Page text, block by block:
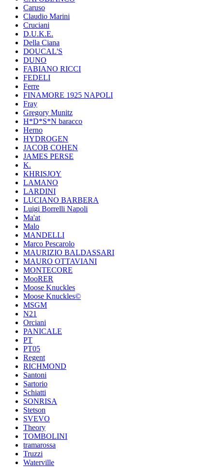
Caruso
Claudio Marini
Cruciani
D.U.K.E.
Della Ciana
DOUCAL'S
DUNO
FABIANO RICCI
FEDELI
Ferre
FINAMORE 1925 NAPOLI
Fray
Gregory Munitz
H*D*S*N baracco
Herno
HYDROGEN
JACOB COHEN
JAMES PERSE
K.
KHRISJOY
LAMANO
LARDINI
LUCIANO BARBERA
Luigi Borrelli Napoli
Ma'at
Malo
MANDELLI
Marco Pescarolo
MAURIZIO BALDASSARI
MAURO OTTAVIANI
MONTECORE
MooRER
Moose Knuckles
Moose Knuckles©️
MSGM
N21
Orciani
PANICALE
PT
PT05
Regent
RICHMOND
Santoni
Sartorio
Schiatti
SONRISA
Stetson
SVEVO
Theory
TOMBOLINI
tramarossa
Truzzi
Waterville